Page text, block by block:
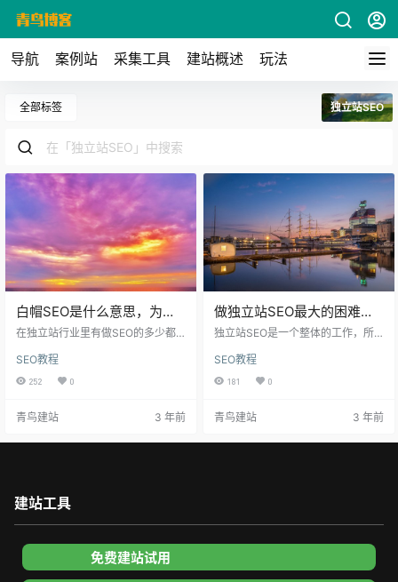
导航 案例站 采集工具 建站概述 玩法
全部标签 独立站SEO
白帽SEO是什么意思，为什
么提倡独立站做白帽SEO
在独立站行业里有做SEO的多少都
新手朋友，可能对白帽优化概念不
是很了解，那具体的白帽SEO是什
O的优化是指合规的SEO操作，完全
我们都知道搜引擎有很多的规则，
限找漏洞，然后…
SEO教程
252 0
青鸟建站 3 年前
做独立站SEO最大的困难是
什么
独立站SEO是一个整体的工作，所
现在比较有商业价值的关键词想要
获得不错的排名其难度是很大的。
流量，想要有更多的收录排名，分
于一个新站最基础的就是页面收，
SEO教程
181 0
青鸟建站 3 年前
建站工具
免费建站试用